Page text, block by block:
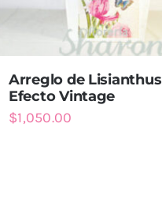
Arreglo de Lisianthus
Efecto Vintage
$1,050.00